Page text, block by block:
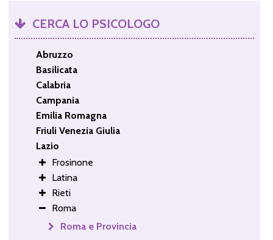
CERCA LO PSICOLOGO
Abruzzo
Basilicata
Calabria
Campania
Emilia Romagna
Friuli Venezia Giulia
Lazio
Frosinone
Latina
Rieti
Roma
Roma e Provincia